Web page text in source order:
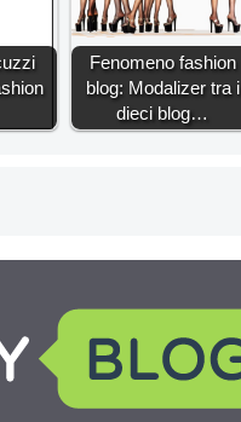
Fenomeno fashion
blog: Modalizer tra i
dieci blog…